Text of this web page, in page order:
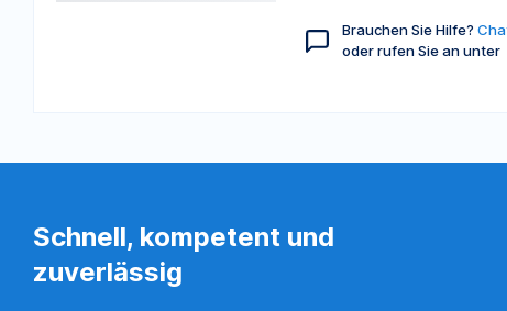
Brauchen Sie Hilfe?
oder rufen Sie an unter
Schnell, kompetent und
zuverlässig